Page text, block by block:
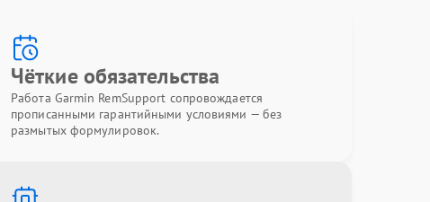
Чёткие обязательства
Работа Garmin RemSupport сопровождается
прописанными гарантийными условиями — без
размытых формулировок.